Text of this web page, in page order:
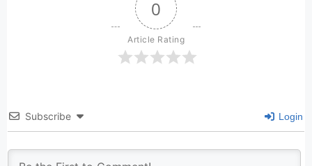
0
Article Rating
Subscribe Login